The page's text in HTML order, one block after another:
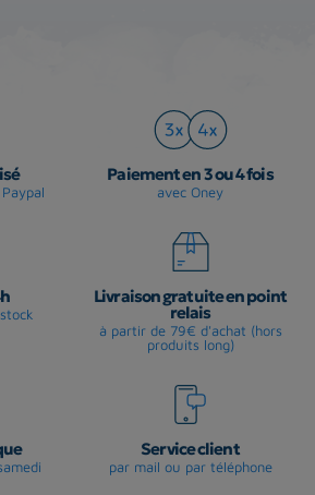
Paiement en 3 ou 4 fois
avec Oney
Livraison gratuite en point
relais
à partir de 79€ d'achat (hors
produits long)
Service client
par mail ou par téléphone